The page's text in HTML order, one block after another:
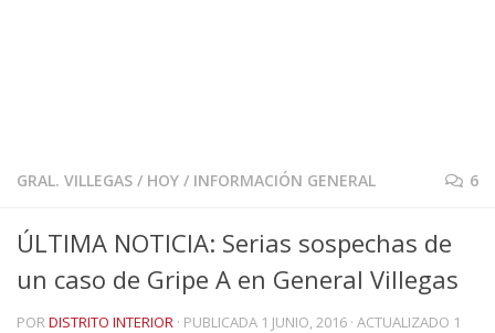
GRAL. VILLEGAS / HOY / INFORMACIÓN GENERAL 6
ÚLTIMA NOTICIA: Serias sospechas de
un caso de Gripe A en General Villegas
PORDISTRITO INTERIOR · PUBLICADA 1 JUNIO, 2016 · ACTUALIZADO 1